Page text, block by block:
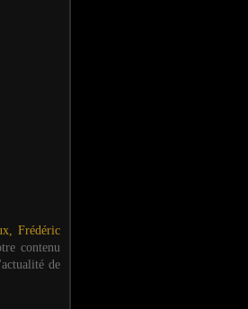
Frédéric
contenu
de